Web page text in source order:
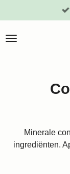
direct
naar
Minerale
ingrediënten.